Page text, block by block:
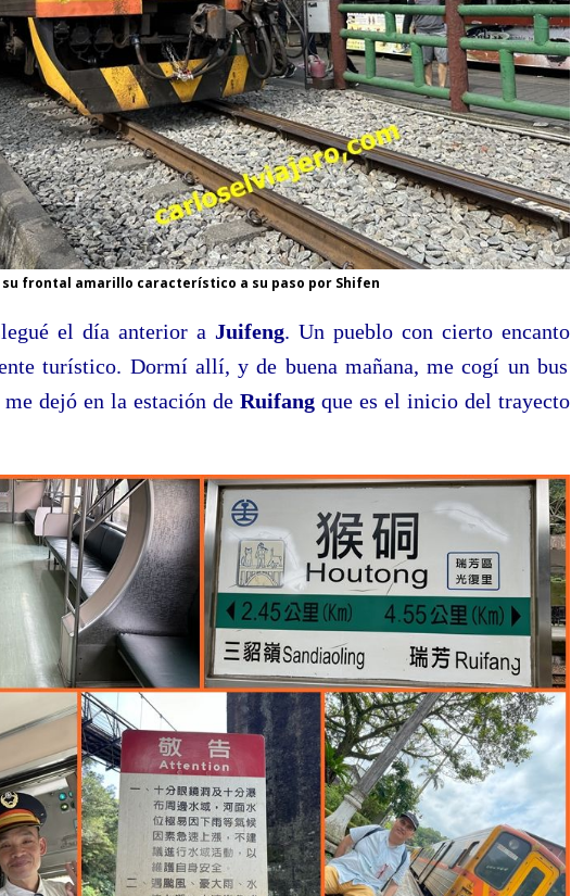
su frontal amarillo característico a su paso por Shifen
el día anterior aJuifeng. Un pueblo con cierto encanto
turístico. Dormí allí, y de buena mañana, me cogí un bus
dejó en la estación deRuifang que es el inicio del trayecto